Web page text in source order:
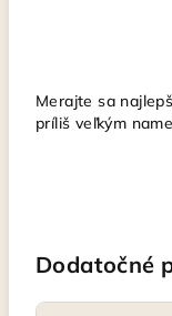
Merajte sa
príliš veľkým
Dodatočné